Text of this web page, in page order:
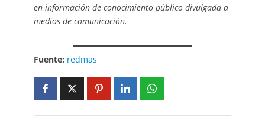
en información de conocimiento público divulgada a
medios de comunicación.
Fuente: redmas